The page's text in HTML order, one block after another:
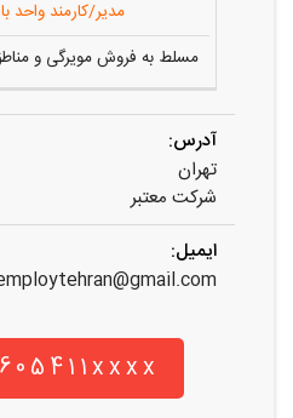
مدیر/کارمند واحد
مسلط به فروش مویرگی و
آدرس:
تهران
شرکت معتبر
ایمیل: